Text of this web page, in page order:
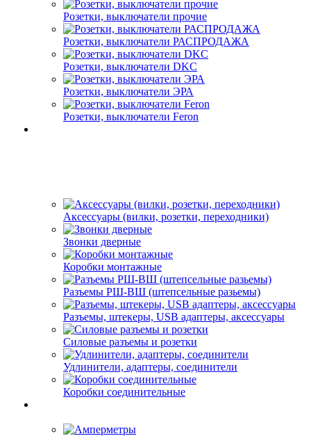
Розетки, выключатели прочие
Розетки, выключатели РАСПРОДАЖА
Розетки, выключатели DKC
Розетки, выключатели ЭРА
Розетки, выключатели Feron
Аксессуары (вилки, розетки, переходники)
Звонки дверные
Коробки монтажные
Разъемы РШ-ВШ (штепсельные разьемы)
Разъемы, штекеры, USB адаптеры, аксессуары
Силовые разъемы и розетки
Удлинители, адаптеры, соединители
Коробки соединительные